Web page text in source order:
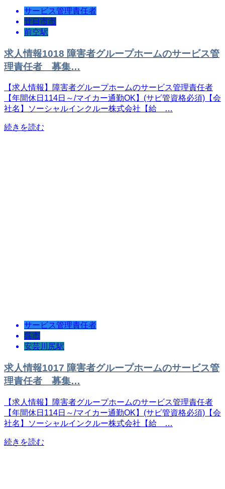
サービス管理責任者
廿日市市
前空駅
求人情報1018 障害者グループホームのサービス管
理責任者 募集…
【求人情報】障害者グループホームのサービス管理責任者
【年間休日114日～/マイカー通勤OK】(サビ管資格必須)【会
社名】ソーシャルインクルー株式会社【給 …
続きを読む
サービス管理責任者
呉市
安芸川尻駅
求人情報1017 障害者グループホームのサービス管
理責任者 募集…
【求人情報】障害者グループホームのサービス管理責任者
【年間休日114日～/マイカー通勤OK】(サビ管資格必須)【会
社名】ソーシャルインクルー株式会社【給 …
続きを読む